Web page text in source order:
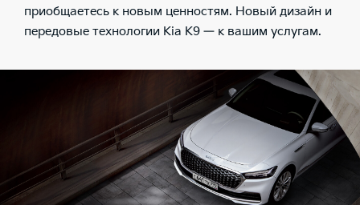
приобщаетесь к новым ценностям. Новый дизайн и
передовые технологии Kia K9 — к вашим услугам.